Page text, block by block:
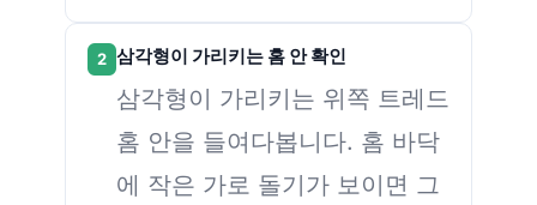
2 삼각형이 가리키는 홈 안 확인
삼각형이 가리키는 위쪽 트레드
홈 안을 들여다봅니다. 홈 바닥
에 작은 가로 돌기가 보이면 그